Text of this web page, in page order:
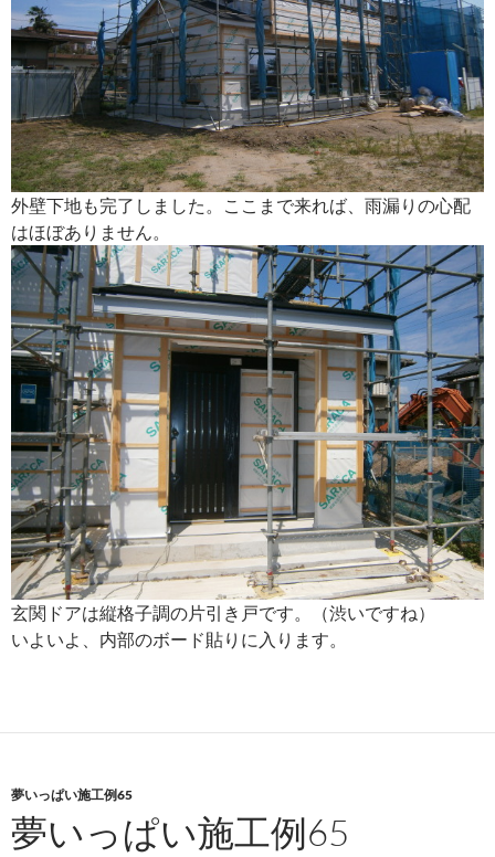
外壁下地も完了しました。ここまで来れば、雨漏りの心配
はほぼありません。
玄関ドアは縦格子調の片引き戸です。（渋いですね）
いよいよ、内部のボード貼りに入ります。
夢いっぱい施工例65
夢いっぱい施工例65